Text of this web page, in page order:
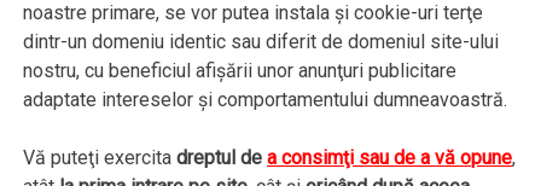
noastre primare, se vor putea instala şi cookie-uri terţe
dintr-un domeniu identic sau diferit de domeniul site-ului
nostru, cu beneficiul afişării unor anunţuri publicitare
adaptate intereselor şi comportamentului dumneavoastră.
Vă puteţi exercitadreptul de a consimţi sau de a vă opune,